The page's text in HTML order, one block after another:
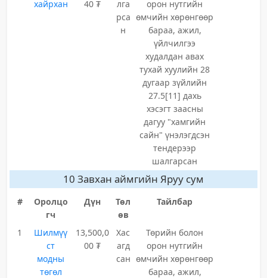
хайрхан
40 ₮
лга
рса
н
орон нутгийн
өмчийн хөрөнгөөр
бараа, ажил,
үйлчилгээ
худалдан авах
тухай хуулийн 28
дугаар зүйлийн
27.5[11] дахь
хэсэгт заасны
дагуу "хамгийн
сайн" үнэлэгдсэн
тендерээр
шалгарсан
10 Завхан аймгийн Яруу сум
#
Оролцо
гч
Дүн
Төл
өв
Тайлбар
1
Шилмүү
ст
модны
төгөл
13,500,0
00 ₮
Хас
агд
сан
Төрийн болон
орон нутгийн
өмчийн хөрөнгөөр
бараа, ажил,